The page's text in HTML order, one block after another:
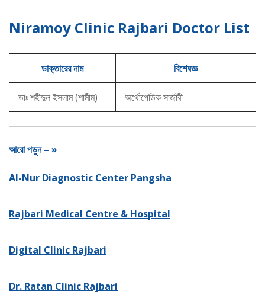
Niramoy Clinic Rajbari Doctor List
ডাক্তারের নাম বিশেষজ্ঞ
ডাঃ শহীদুল ইসলাম (শামীম) অর্থোপেডিক সার্জারী
আরো পড়ুন – »
Al-Nur Diagnostic Center Pangsha
Rajbari Medical Centre & Hospital
Digital Clinic Rajbari
Dr. Ratan Clinic Rajbari